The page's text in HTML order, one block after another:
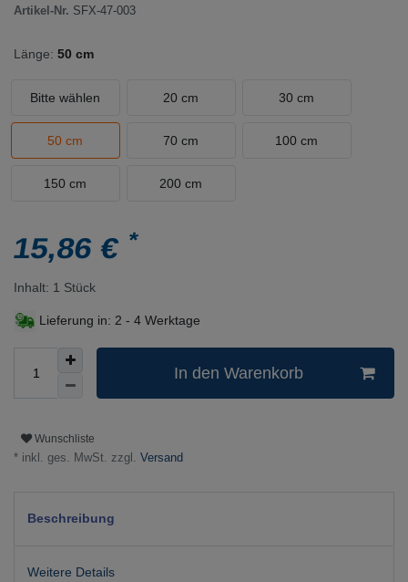
Artikel-Nr. SFX-47-003
Länge: 50 cm
Bitte wählen 20 cm 30 cm
50 cm 70 cm 100 cm
150 cm 200 cm
15,86 €*
Inhalt: 1 Stück
Lieferung in: 2 - 4 Werktage
In den Warenkorb
Wunschliste
* inkl. ges. MwSt. zzgl. Versand
Beschreibung
Weitere Details